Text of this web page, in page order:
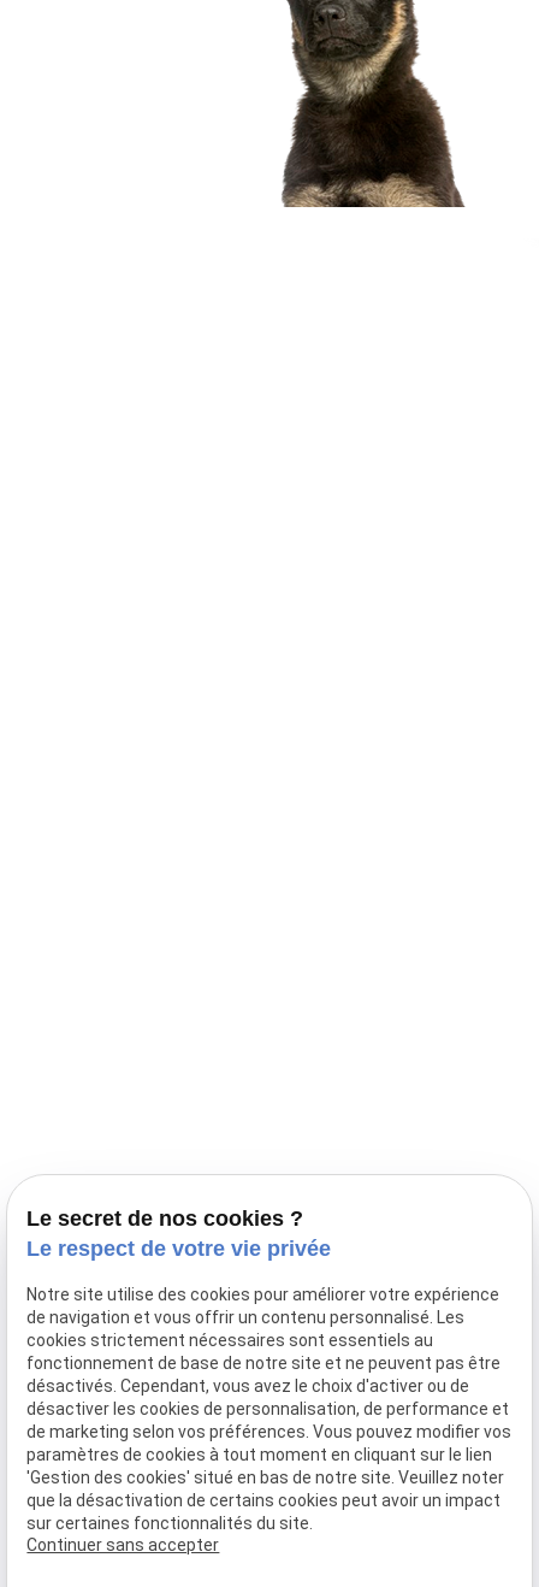
03 28 68 82 00
06 80 84 45 90
Adresse
10, chemin de Cassel
59470 BOLLEZEELE
Horaires
09:00 - 17:00
Lundi - Samedi
Le secret de nos cookies ?
Le respect de votre vie privée
Notre site utilise des cookies pour améliorer votre expérience
de navigation et vous offrir un contenu personnalisé. Les
cookies strictement nécessaires sont essentiels au
fonctionnement de base de notre site et ne peuvent pas être
désactivés. Cependant, vous avez le choix d'activer ou de
désactiver les cookies de personnalisation, de performance et
de marketing selon vos préférences. Vous pouvez modifier vos
paramètres de cookies à tout moment en cliquant sur le lien
'Gestion des cookies' situé en bas de notre site. Veuillez noter
que la désactivation de certains cookies peut avoir un impact
sur certaines fonctionnalités du site.
Continuer sans accepter